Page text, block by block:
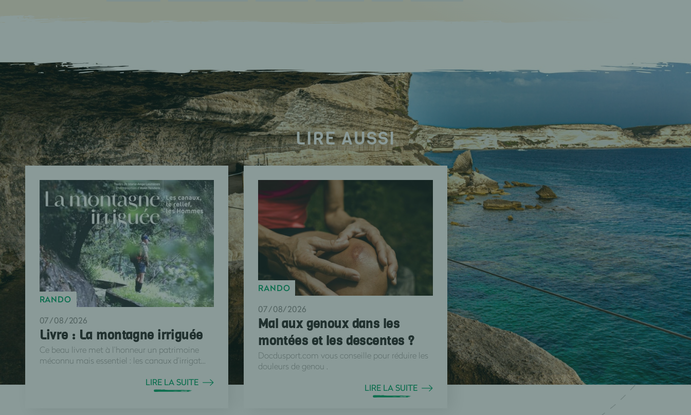
LIRE AUSSI
RANDO
07/08/2026
Livre : La montagne irriguée
Ce beau livre met à l’honneur un patrimoine
méconnu mais essentiel : les canaux d’irrigat...
LIRE LA SUITE
RANDO
07/08/2026
Mal aux genoux dans les
montées et les descentes ?
Docdusport.com vous conseille pour réduire les
douleurs de genou .
LIRE LA SUITE